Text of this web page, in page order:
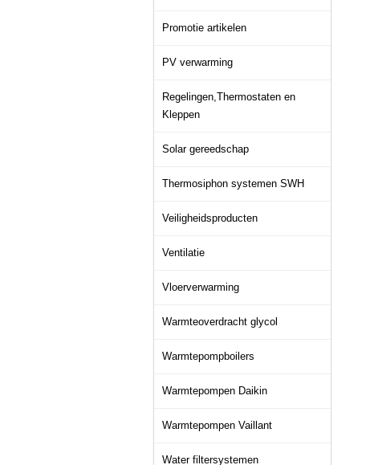
Promotie artikelen
PV verwarming
Regelingen,Thermostaten en
Kleppen
Solar gereedschap
Thermosiphon systemen SWH
Veiligheidsproducten
Ventilatie
Vloerverwarming
Warmteoverdracht glycol
Warmtepompboilers
Warmtepompen Daikin
Warmtepompen Vaillant
Water filtersystemen